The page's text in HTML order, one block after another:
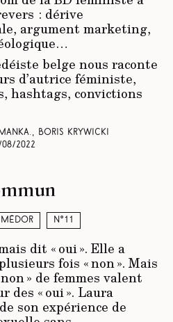
: dérive
argument marketing,
belge nous raconte
d’autrice féministe,
hashtags, convictions
Boris Krywicki
2022
Médor N°11
dit « oui ». Elle a
fois « non ». Mais
» de femmes valent
des « oui ». Laura
son expérience de